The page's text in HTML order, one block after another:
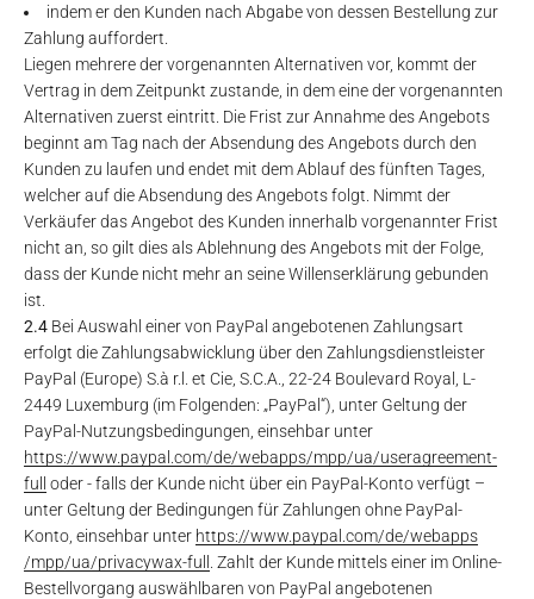
indem er den Kunden nach Abgabe von dessen Bestellung zur
Zahlung auffordert.
Liegen mehrere der vorgenannten Alternativen vor, kommt der
Vertrag in dem Zeitpunkt zustande, in dem eine der vorgenannten
Alternativen zuerst eintritt. Die Frist zur Annahme des Angebots
beginnt am Tag nach der Absendung des Angebots durch den
Kunden zu laufen und endet mit dem Ablauf des fünften Tages,
welcher auf die Absendung des Angebots folgt. Nimmt der
Verkäufer das Angebot des Kunden innerhalb vorgenannter Frist
nicht an, so gilt dies als Ablehnung des Angebots mit der Folge,
dass der Kunde nicht mehr an seine Willenserklärung gebunden
ist.
2.4 Bei Auswahl einer von PayPal angebotenen Zahlungsart
erfolgt die Zahlungsabwicklung über den Zahlungsdienstleister
PayPal (Europe) S.à r.l. et Cie, S.C.A., 22-24 Boulevard Royal, L-
2449 Luxemburg (im Folgenden: „PayPal“), unter Geltung der
PayPal-Nutzungsbedingungen, einsehbar unter
https://www.paypal.com/de/webapps/mpp/ua/useragreement-
full
oder - falls der Kunde nicht über ein PayPal-Konto verfügt –
unter Geltung der Bedingungen für Zahlungen ohne PayPal-
Konto, einsehbar unter https://www.paypal.com/de/webapps
/mpp/ua/privacywax-full
. Zahlt der Kunde mittels einer im Online-
Bestellvorgang auswählbaren von PayPal angebotenen